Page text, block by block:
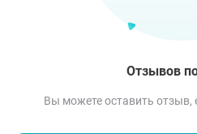
Отзывов
Вы можете оставить отзыв,